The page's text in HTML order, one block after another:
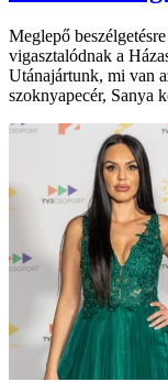
Meglepő
vigasztalódnak a
Utánajártunk, mi van
szoknyapecér, Sanya